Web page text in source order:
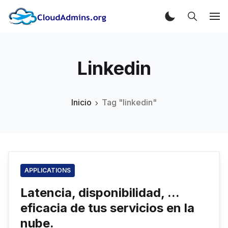
Linkedin
Inicio Tag "linkedin"
APPLICATIONS
Latencia, disponibilidad, ...
eficacia de tus servicios en la
nube.